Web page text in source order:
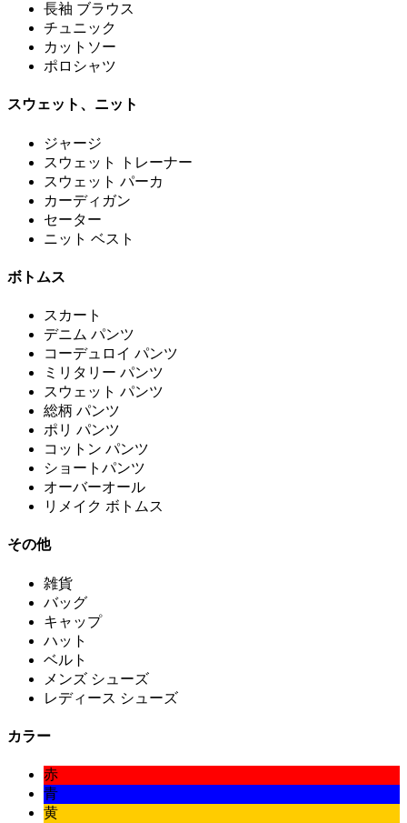
長袖 ブラウス
チュニック
カットソー
ポロシャツ
スウェット、ニット
ジャージ
スウェット トレーナー
スウェット パーカ
カーディガン
セーター
ニット ベスト
ボトムス
スカート
デニム パンツ
コーデュロイ パンツ
ミリタリー パンツ
スウェット パンツ
総柄 パンツ
ポリ パンツ
コットン パンツ
ショートパンツ
オーバーオール
リメイク ボトムス
その他
雑貨
バッグ
キャップ
ハット
ベルト
メンズ シューズ
レディース シューズ
カラー
赤
青
黄